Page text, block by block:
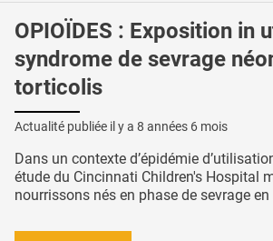
OPIOÏDES : Exposition in
syndrome de sevrage
torticolis
Actualité publiée il y a 8 années 6 mois
Dans un contexte d’épidémie
étude du Cincinnati Children's Hospital
nourrissons nés en phase de sevrage en